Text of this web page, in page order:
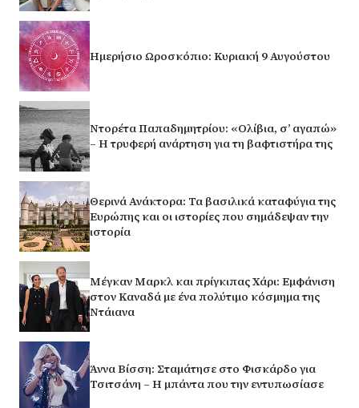
Ημερήσιο Ωροσκόπιο: Κυριακή 9 Αυγούστου
Ντορέτα Παπαδημητρίου: «Ολίβια, σ’ αγαπώ»
– Η τρυφερή ανάρτηση για τη βαφτιστήρα της
Θερινά Ανάκτορα: Τα βασιλικά καταφύγια της
Ευρώπης και οι ιστορίες που σημάδεψαν την
ιστορία
Μέγκαν Μαρκλ και πρίγκιπας Χάρι: Εμφάνιση
στον Καναδά με ένα πολύτιμο κόσμημα της
Ντάιανα
Άννα Βίσση: Σταμάτησε στο Φισκάρδο για
Τσιτσάνη – Η μπάντα που την εντυπωσίασε